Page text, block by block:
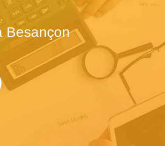
Besançon